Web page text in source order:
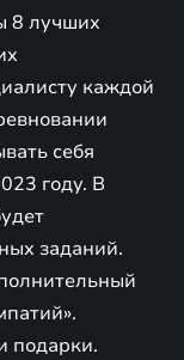
8 лучших
каждой
себя
году. В
заданий.
подарки.